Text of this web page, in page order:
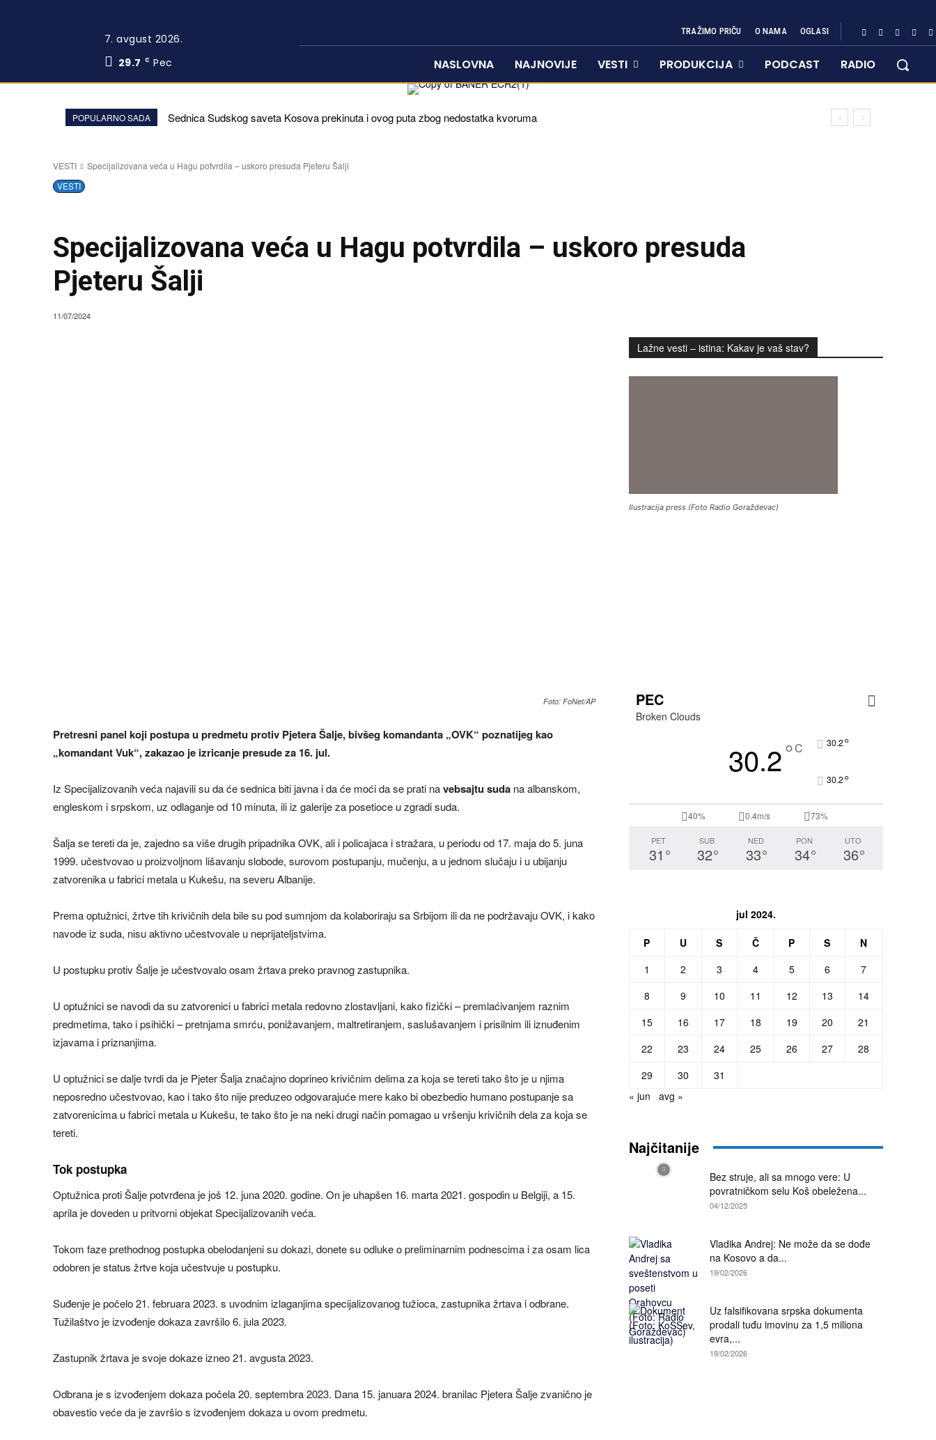
7. avgust 2026.
29.7
C Pec
TRAŽIMO PRIČU O NAMA OGLASI
NASLOVNA NAJNOVIJE VESTI PRODUKCIJA PODCAST RADIO
POPULARNO SADA Sednica Sudskog saveta Kosova prekinuta i ovog puta zbog nedostatka kvoruma
VESTI
Specijalizovana veća u Hagu potvrdila – uskoro presuda Pjeteru Šalji
VESTI
Specijalizovana veća u Hagu potvrdila – uskoro presuda
Pjeteru Šalji
11/07/2024
Foto: FoNet/AP
Pretresni panel koji postupa u predmetu protiv Pjetera Šalje, bivšeg komandanta „OVK“ poznatijeg kao
„komandant Vuk“, zakazao je izricanje presude za 16. jul.
Iz Specijalizovanih veća najavili su da će sednica biti javna i da će moći da se prati navebsajtu suda na albanskom,
engleskom i srpskom, uz odlaganje od 10 minuta, ili iz galerije za posetioce u zgradi suda.
Šalja se tereti da je, zajedno sa više drugih pripadnika OVK, ali i policajaca i stražara, u periodu od 17. maja do 5. juna
1999. učestvovao u proizvoljnom lišavanju slobode, surovom postupanju, mučenju, a u jednom slučaju i u ubijanju
zatvorenika u fabrici metala u Kukešu, na severu Albanije.
Prema optužnici, žrtve tih krivičnih dela bile su pod sumnjom da kolaboriraju sa Srbijom ili da ne podržavaju OVK, i kako
navode iz suda, nisu aktivno učestvovale u neprijateljstvima.
U postupku protiv Šalje je učestvovalo osam žrtava preko pravnog zastupnika.
U optužnici se navodi da su zatvorenici u fabrici metala redovno zlostavljani, kako fizički – premlaćivanjem raznim
predmetima, tako i psihički – pretnjama smrću, ponižavanjem, maltretiranjem, saslušavanjem i prisilnim ili iznuđenim
izjavama i priznanjima.
U optužnici se dalje tvrdi da je Pjeter Šalja značajno doprineo krivičnim delima za koja se tereti tako što je u njima
neposredno učestvovao, kao i tako što nije preduzeo odgovarajuće mere kako bi obezbedio humano postupanje sa
zatvorenicima u fabrici metala u Kukešu, te tako što je na neki drugi način pomagao u vršenju krivičnih dela za koja se
tereti.
Tok postupka
Optužnica proti Šalje potvrđena je još 12. juna 2020. godine. On je uhapšen 16. marta 2021. gospodin u Belgiji, a 15.
aprila je doveden u pritvorni objekat Specijalizovanih veća.
Tokom faze prethodnog postupka obelodanjeni su dokazi, donete su odluke o preliminarnim podnescima i za osam lica
odobren je status žrtve koja učestvuje u postupku.
Suđenje je počelo 21. februara 2023. s uvodnim izlaganjima specijalizovanog tužioca, zastupnika žrtava i odbrane.
Tužilaštvo je izvođenje dokaza završilo 6. jula 2023.
Zastupnik žrtava je svoje dokaze izneo 21. avgusta 2023.
Odbrana je s izvođenjem dokaza počela 20. septembra 2023. Dana 15. januara 2024. branilac Pjetera Šalje zvanično je
obavestio veće da je završio s izvođenjem dokaza u ovom predmetu.
Lažne vesti – istina: Kakav je vaš stav?
Ilustracija press (Foto Radio Goraždevac)
PEC
Broken Clouds
30.2°C 30.2°
30.2°
40% 0.4m/s 73%
PET
31 °
SUB
32°
NED
33°
PON
34°
UTO
36°
jul 2024.
P U S Č P S
N
1
2 3 4 5 6
7
8
9 10 11 12 13
14
15
16 17 18 19 20
21
22
23 24 25 26 27
28
29
30
31
« jun
avg »
Najčitanije
Bez struje, ali sa mnogo vere: U
povratničkom selu Koš obeležena...
04/12/2025
Vladika Andrej: Ne može da se dođe
na Kosovo a da...
19/02/2026
Uz falsifikovana srpska dokumenta
prodali tuđu imovinu za 1,5 miliona
evra,...
19/02/2026